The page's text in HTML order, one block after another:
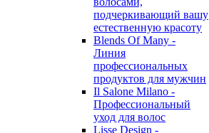
подчеркивающий вашу
естественную красоту
Blends Of Many -
Линия
профессиональных
продуктов для мужчин
Il Salone Milano -
Профессиональный
уход для волос
Lisse Design -